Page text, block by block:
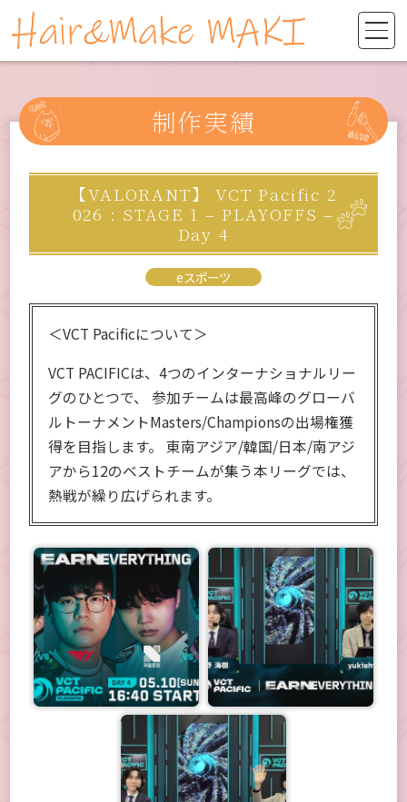
制作実績
【VALORANT】 VCT Pacific 2
026 : STAGE 1 – PLAYOFFS –
Day 4
eスポーツ
＜VCT Pacificについて＞
VCT PACIFICは、4つのインターナショナルリー
グのひとつで、 参加チームは最高峰のグローバ
ルトーナメントMasters/Championsの出場権獲
得を目指します。 東南アジア/韓国/日本/南アジ
アから12のベストチームが集う本リーグでは、
熱戦が繰り広げられます。